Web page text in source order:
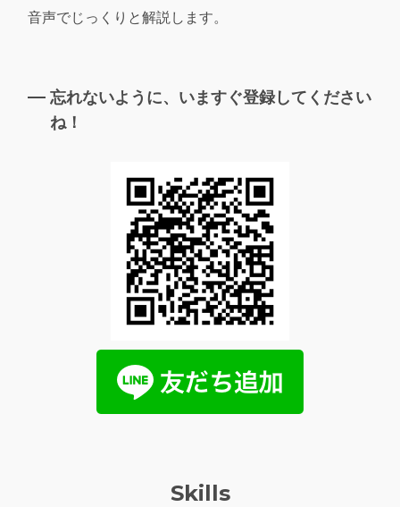
音声でじっくりと解説します。
忘れないように、いますぐ登録してください
ね！
Skills